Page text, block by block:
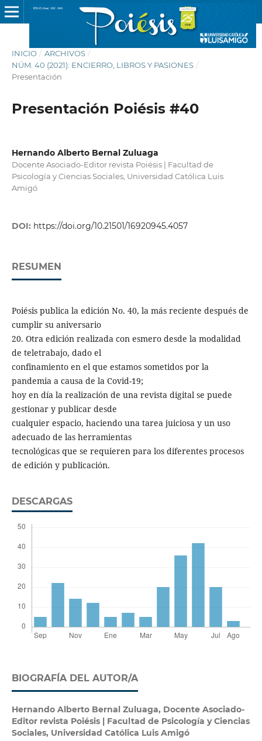
INICIO / ARCHIVOS /
NÚM. 40 (2021): ENCIERRO, LIBROS Y PASIONES /
Presentación
Presentación Poiésis #40
Hernando Alberto Bernal Zuluaga
​Docente Asociado-Editor revista Poiésis | Facultad de
Psicología y Ciencias Sociales, Universidad Católica Luis
Amigó
DOI: https://doi.org/10.21501/16920945.4057
RESUMEN
Poiésis publica la edición No. 40, la más reciente después de
cumplir su aniversario
20. Otra edición realizada con esmero desde la modalidad
de teletrabajo, dado el
confinamiento en el que estamos sometidos por la
pandemia a causa de la Covid-19;
hoy en día la realización de una revista digital se puede
gestionar y publicar desde
cualquier espacio, haciendo una tarea juiciosa y un uso
adecuado de las herramientas
tecnológicas que se requieren para los diferentes procesos
de edición y publicación.
DESCARGAS
BIOGRAFÍA DEL AUTOR/A
Hernando Alberto Bernal Zuluaga, ​Docente Asociado-
Editor revista Poiésis | Facultad de Psicología y Ciencias
Sociales, Universidad Católica Luis Amigó